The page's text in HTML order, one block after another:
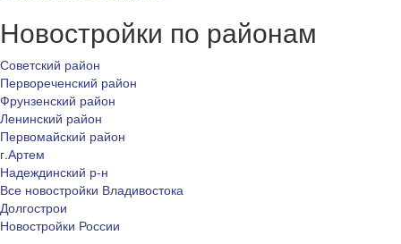
Новостройки по районам
Советский район
Первореченский район
Фрунзенский район
Ленинский район
Первомайский район
г.Артем
Надеждинский р-н
Все новостройки Владивостока
Долгострои
Новостройки России